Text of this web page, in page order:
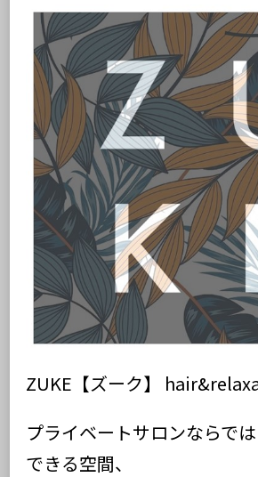
ZUKE【ズーク】
プライベートサロンならで
できる空間、